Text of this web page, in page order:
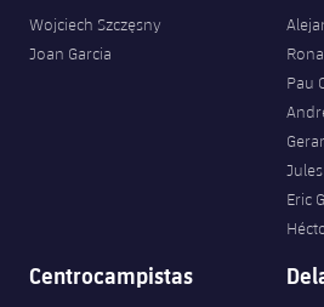
Wojciech Szczęsny
Joan Garcia
Pau
Eric
Centrocampistas